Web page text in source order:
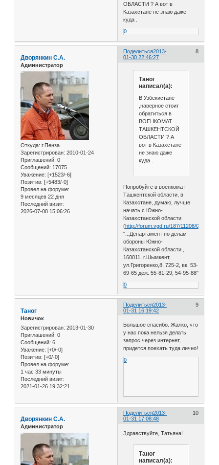
ОБЛАСТИ ? А вот в
Казахстане не знаю даже
куда .
0
Поделиться 8
2013-
01-30 22:46:27
Дворянкин С.А.
Администратор
Откуда: г.Пенза
Зарегистрирован: 2010-01-24
Приглашений: 0
Сообщений: 17075
Уважение: [+1523/-6]
Позитив: [+5483/-0]
Провел на форуме:
9 месяцев 22 дня
Последний визит:
2026-07-08 15:06:26
Таног
написал(а):
В Узбекистане
,наверное стоит
обратиться в
ВОЕНКОМАТ
ТАШКЕНТСКОЙ
ОБЛАСТИ ? А
вот в Казахстане
не знаю даже
куда .
Попробуйте в военкомат
Ташкентской области, в
Казахстане, думаю, лучше
начать с Южно-
Казахстанской области
(http://forum.vgd.ru/187/11208/0.htm
"...Департамент по делам
обороны Южно-
Казахстанской области ,
160011, г.Шымкент,
ул.Григоренко,8, 725-2, вк. 53-
69-65 деж. 55-81-29, 54-95-88"
0
Поделиться 9
2013-
01-31 16:19:42
Таног
Новичок
Зарегистрирован: 2013-01-30
Приглашений: 0
Сообщений: 6
Уважение: [+0/-0]
Позитив: [+0/-0]
Провел на форуме:
1 час 33 минуты
Последний визит:
2021-01-26 19:32:21
Большое спасибо. Жалко, что
у нас пока нельзя делать
запрос через интернет,
придется поехать туда лично!
0
Поделиться 10
2013-
01-31 17:08:48
Дворянкин С.А.
Администратор
Здравствуйте, Татьяна!
Таног
написал(а):